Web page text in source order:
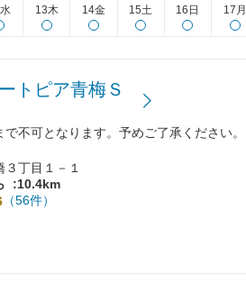
13木 14金 15土 16日 17月
トピア青梅Ｓ
不可となります。予めご了承ください。
丁目１－１
:10.4km
（56件）